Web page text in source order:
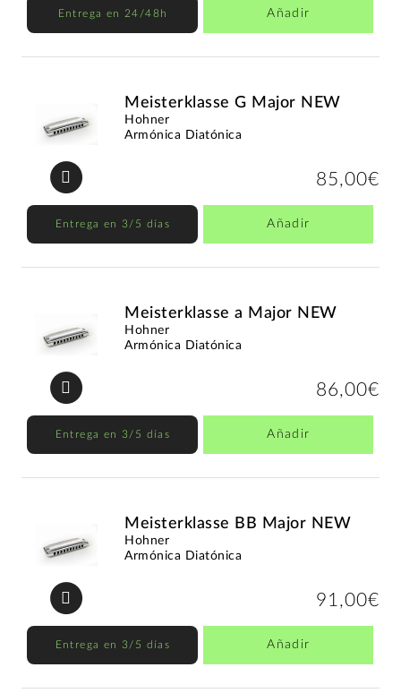
Entrega en 24/48h Añadir
Meisterklasse G Major NEW
Hohner
Armónica Diatónica
85,00€
Entrega en 3/5 días Añadir
Meisterklasse a Major NEW
Hohner
Armónica Diatónica
86,00€
Entrega en 3/5 días Añadir
Meisterklasse BB Major NEW
Hohner
Armónica Diatónica
91,00€
Entrega en 3/5 días Añadir